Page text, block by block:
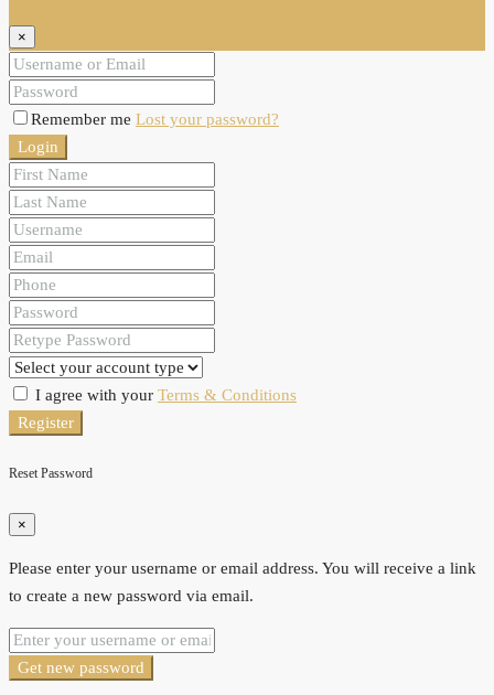
×
Remember me Lost your password?
Login
I agree with your Terms & Conditions
Register
Reset Password
×
Please enter your username or email address. You will receive a link
to create a new password via email.
Get new password